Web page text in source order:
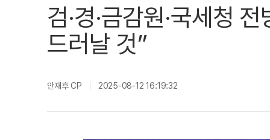
검·경·금감원·국세청
드러날 것”
안재후 CP 2025-08-12 16:19:32